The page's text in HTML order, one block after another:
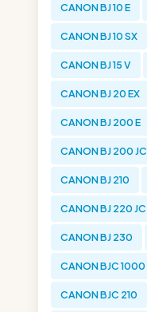
CANON BJ 10 E
CANON BJ 10 SX
CANON BJ 15 V
CANON BJ 20 EX
CANON BJ 200 E
CANON BJ 200 JC
CANON BJ 210
CANON BJ 220 JC
CANON BJ 230
CANON BJC 1000
CANON BJC 210